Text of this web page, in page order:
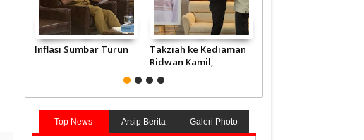
Inflasi Sumbar Turun
Takziah ke Kediaman
Ridwan Kamil,
Gubernur Mahyeldi
Doakan Eril Syahid
Top News Arsip Berita Galeri Photo